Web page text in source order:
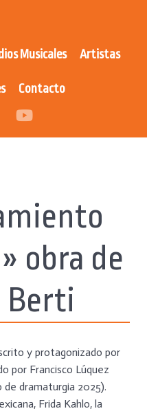
Musicales Artistas
Contacto
obra de
Berti
y protagonizado por
por Francisco Lúquez
de dramaturgia 2025).
Frida Kahlo, la